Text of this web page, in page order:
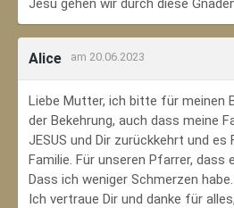
Jesu gehen wir durch diese
Alice am 20.06.2023
Liebe Mutter, ich bitte für meinen
der Bekehrung, auch dass meine
JESUS und Dir zurückkehrt und es
Familie. Für unseren Pfarrer, dass
Dass ich weniger Schmerzen habe.
Ich vertraue Dir und danke für